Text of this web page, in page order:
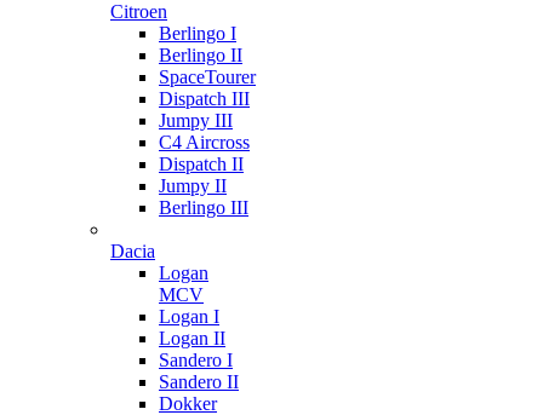
Citroen
Berlingo I
Berlingo II
SpaceTourer
Dispatch III
Jumpy III
C4 Aircross
Dispatch II
Jumpy II
Berlingo III
Dacia
Logan
MCV
Logan I
Logan II
Sandero I
Sandero II
Dokker